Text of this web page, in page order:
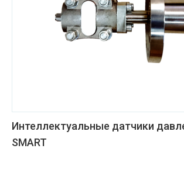
Интеллектуальные датчики
SMART